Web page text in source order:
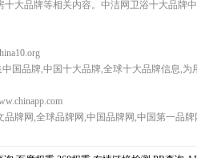
十大品牌等相关内容。中洁网卫浴十大品牌
国品牌,中国十大品牌,全球十大品牌信息,
品牌网,全球品牌网,中国品牌网,中国第一品